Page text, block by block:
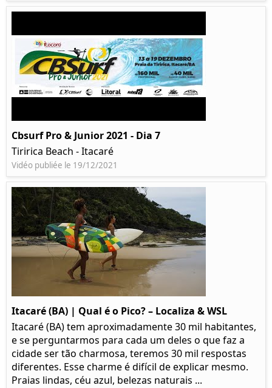
Cbsurf Pro & Junior 2021 - Dia 7
Tiririca Beach - Itacaré
Vidéo publiée le 19/12/2021
Itacaré (BA) | Qual é o Pico? – Localiza & WSL​​
Itacaré (BA) tem aproximadamente 30 mil habitantes,
e se perguntarmos para cada um deles o que faz a
cidade ser tão charmosa, teremos 30 mil respostas
diferentes. Esse charme é difícil de explicar mesmo.
Praias lindas, céu azul, belezas naturais ...